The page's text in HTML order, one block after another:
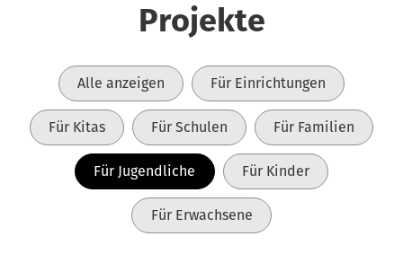
Projekte
Alle anzeigen Für Einrichtungen
Für Kitas Für Schulen Für Familien
Für Jugendliche Für Kinder
Für Erwachsene